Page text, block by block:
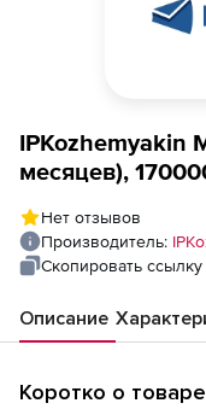
IPKozhemyakin
месяцев),
Нет отзывов
Производитель:
Скопировать ссылку
Описание
Коротко о товаре